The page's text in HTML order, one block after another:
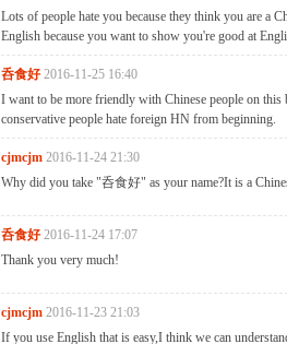
Lots of people hate you because they think you are a
English because you want to show you're good at
呑食好 2016-11-25 16:40
I want to be more friendly with Chinese people on this
conservative people hate foreign HN from beginning.
cjmcjm 2016-11-24 21:30
Why did you take "呑食好" as your name?It is a
呑食好 2016-11-24 17:07
Thank you very much!
cjmcjm 2016-11-23 21:03
If you use English that is easy,I think we can